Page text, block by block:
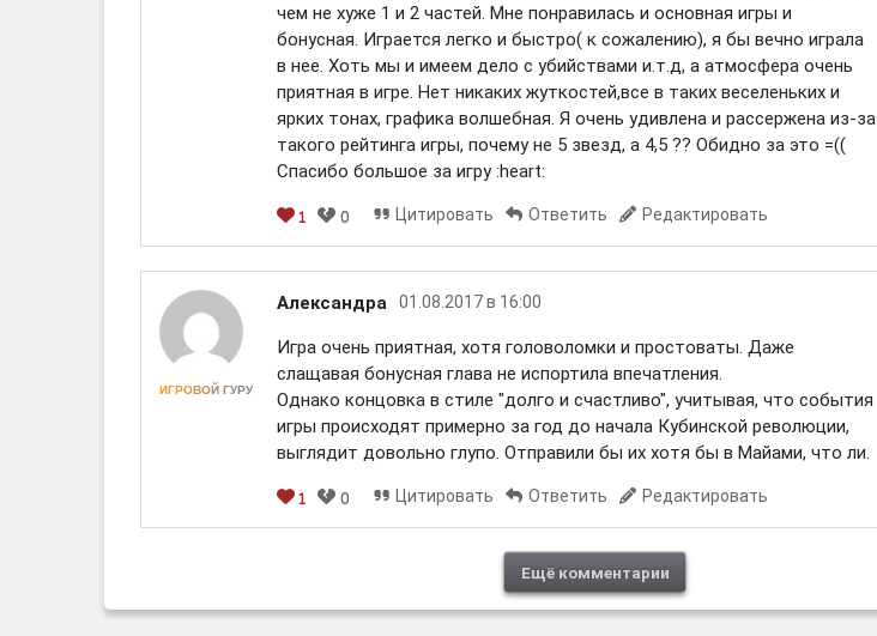
чем не хуже 1 и 2 частей. Мне понравилась и основная игры и
бонусная. Играется легко и быстро( к сожалению), я бы вечно играла
в нее. Хоть мы и имеем дело с убийствами и.т.д, а атмосфера очень
приятная в игре. Нет никаких жуткостей,все в таких веселеньких и
ярких тонах, графика волшебная. Я очень удивлена и рассержена из-за
такого рейтинга игры, почему не 5 звезд, а 4,5 ?? Обидно за это =((
Спасибо большое за игру :heart:
1 0 Цитировать Ответить Редактировать
ИГРОВОЙ ГУРУ
Александра 01.08.2017 в 16:00
Игра очень приятная, хотя головоломки и простоваты. Даже
слащавая бонусная глава не испортила впечатления.
Однако концовка в стиле "долго и счастливо", учитывая, что события
игры происходят примерно за год до начала Кубинской революции,
выглядит довольно глупо. Отправили бы их хотя бы в Майами, что ли.
1 0 Цитировать Ответить Редактировать
Ещё комментарии